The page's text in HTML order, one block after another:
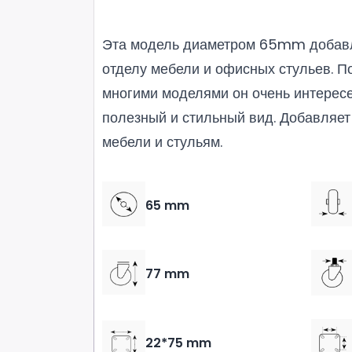
Эта модель диаметром 65mm
отделу мебели и офисных стульев.
многими моделями он очень
полезный и стильный вид.
мебели и стульям.
65 mm
77 mm
22*75 mm